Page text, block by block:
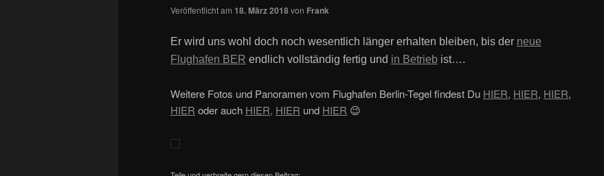
Veröffentlicht am 18. März 2018von Frank
Er wird uns wohl doch noch wesentlich länger erhalten bleiben, bis der neue
Flughafen BER endlich vollständig fertig und in Betrieb ist….
Weitere Fotos und Panoramen vom Flughafen Berlin-Tegel findest Du HIER, HIER, HIER,
HIER oder auch HIER, HIER und HIER 😉